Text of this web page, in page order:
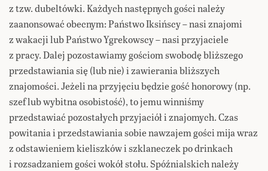
z tzw. dubeltówki. Każdych następnych gości należy
zaanonsować obecnym: Państwo Iksińscy – nasi znajomi
z wakacji lub Państwo Ygrekowscy – nasi przyjaciele
z pracy. Dalej pozostawiamy gościom swobodę bliższego
przedstawiania się (lub nie) i zawierania bliższych
znajomości. Jeżeli na przyjęciu będzie gość honorowy (np.
szef lub wybitna osobistość), to jemu winniśmy
przedstawiać pozostałych przyjaciół i znajomych. Czas
powitania i przedstawiania sobie nawzajem gości mija wraz
z odstawieniem kieliszków i szklaneczek po drinkach
i rozsadzaniem gości wokół stołu. Spóźnialskich należy